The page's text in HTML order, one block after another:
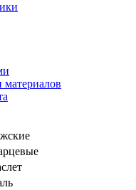
материалов